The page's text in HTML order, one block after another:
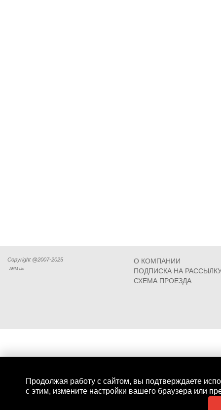
Продолжая работу с сайтом, вы подтверждаете
с этим, измените настройки вашего браузера или
Copyright @2007-2025
ARM Llc
О КОМПАНИИ
ПОДПИСКА НА
СХЕМА ПРОЕЗДА